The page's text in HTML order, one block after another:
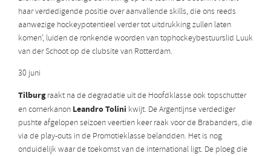
haar verdedigende positie over aanvallende skills, die ons reeds
aanwezige hockeypotentieel verder tot uitdrukking zullen laten
komen’, luiden de ronkende woorden van tophockeybestuurslid Luuk
van der Schoot op de clubsite van Rotterdam.
30 juni
Tilburgraakt na de degradatie uit de Hoofdklasse ook topschutter
en cornerkanon Leandro Tolini kwijt. De Argentijnse verdediger
pushte afgelopen seizoen veertien keer raak voor de Brabanders, die
via de play-outs in de Promotieklasse belandden. Het is nog
onduidelijk waar de toekomst van de international ligt. De ploeg die